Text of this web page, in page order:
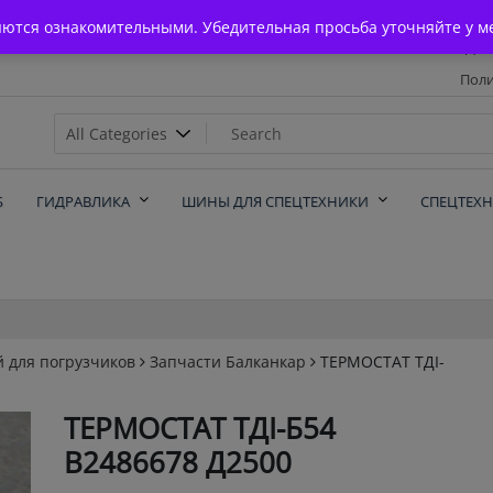
ознакомительными. Убедительная просьба уточняйте у
ГИДРАВЛИКА ШИНЫ ДЛЯ СПЕЦТЕХНИКИ
для погрузчиков Запчасти Балканкар
ТЕРМОСТАТ ТДI-
ТЕРМОСТАТ ТДI-Б54
В2486678 Д2500